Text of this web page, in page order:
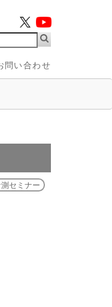
問い合わせ
セミナー